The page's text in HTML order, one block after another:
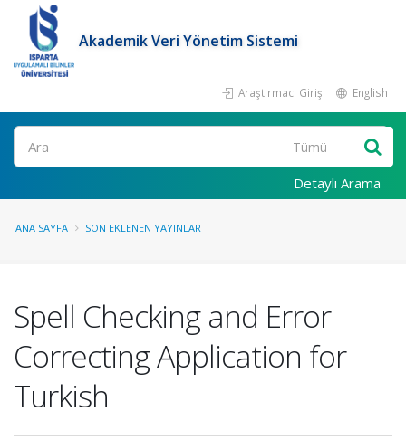
Akademik Veri Yönetim Sistemi
Araştırmacı Girişi English
Ara
Detaylı Arama
ANA SAYFA SON EKLENEN YAYINLAR
Spell Checking and Error
Correcting Application for
Turkish